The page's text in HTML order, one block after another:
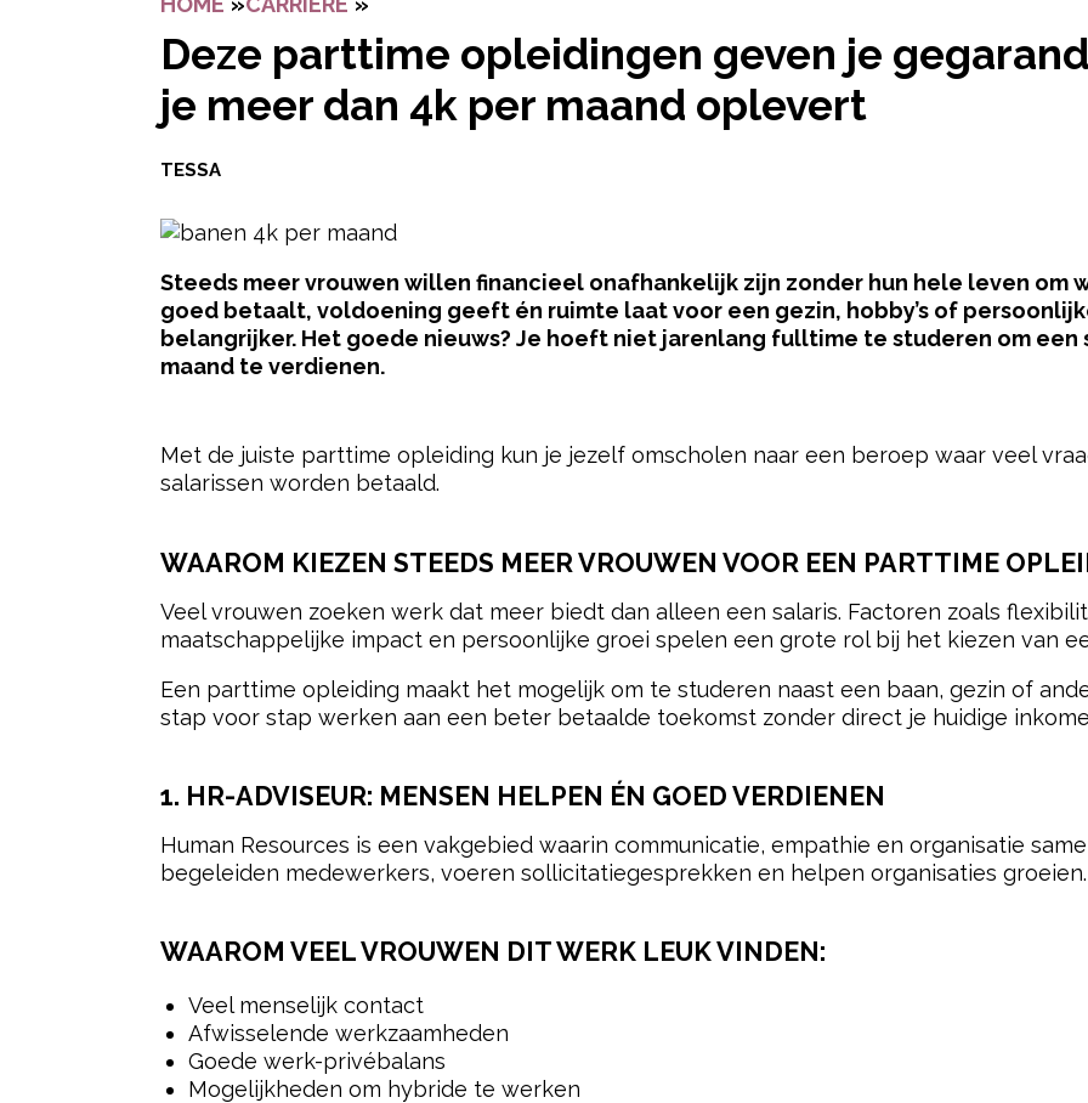
Deze parttime opleidingen geven je
je meer dan 4k per maand oplevert
TESSA
Steeds meer vrouwen willen financieel onafhankelijk zijn zonder hun hele leven om
goed betaalt, voldoening geeft én ruimte laat voor een gezin, hobby’s of
belangrijker. Het goede nieuws? Je hoeft niet jarenlang fulltime te studeren om een
maand te verdienen.
Met de juiste parttime opleiding kun je jezelf omscholen naar een beroep waar veel
salarissen worden betaald.
WAAROM KIEZEN STEEDS MEER VROUWEN VOOR EEN PARTTIME
Veel vrouwen zoeken werk dat meer biedt dan alleen een salaris. Factoren zoals
maatschappelijke impact en persoonlijke groei spelen een grote rol bij het kiezen van
Een parttime opleiding maakt het mogelijk om te studeren naast een baan, gezin of
stap voor stap werken aan een beter betaalde toekomst zonder direct je huidige
1. HR-ADVISEUR: MENSEN HELPEN ÉN GOED VERDIENEN
Human Resources is een vakgebied waarin communicatie, empathie en organisatie
begeleiden medewerkers, voeren sollicitatiegesprekken en helpen organisaties groeien.
WAAROM VEEL VROUWEN DIT WERK LEUK VINDEN:
Veel menselijk contact
Afwisselende werkzaamheden
Goede werk-privébalans
Mogelijkheden om hybride te werken